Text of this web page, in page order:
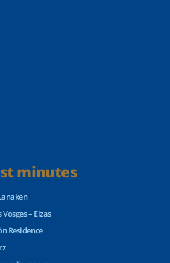
minutes
– Elzas
Residence